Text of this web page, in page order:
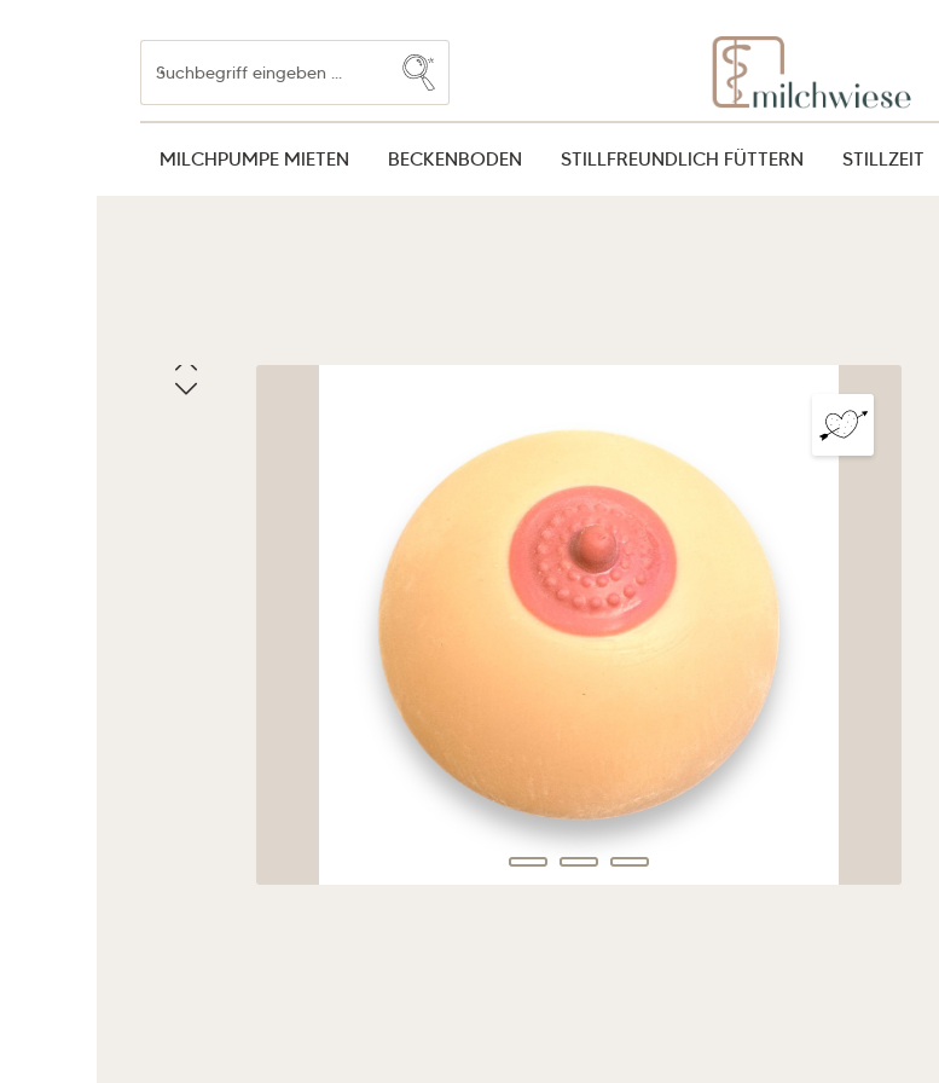
Zur Hauptnavigation springen
MILCHPUMPE MIETEN BECKENBODEN STILLFREUNDLICH FÜTTERN STILLZEIT
Bildergalerie überspringen